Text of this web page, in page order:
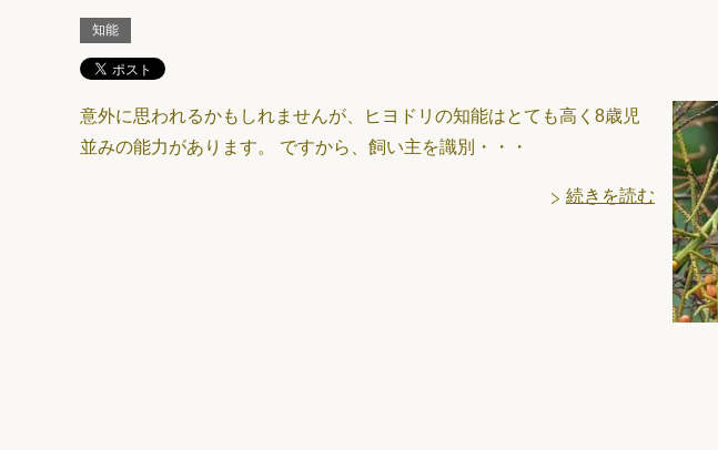
知能
意外に思われるかもしれませんが、ヒヨドリの知能はとても高く8歳児
並みの能力があります。 ですから、飼い主を識別・・・
続きを読む